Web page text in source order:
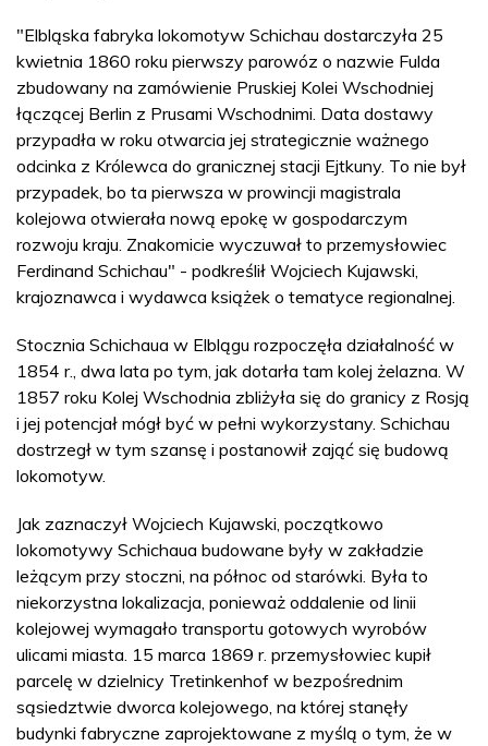
"Elbląska fabryka lokomotyw Schichau dostarczyła 25
kwietnia 1860 roku pierwszy parowóz o nazwie Fulda
zbudowany na zamówienie Pruskiej Kolei Wschodniej
łączącej Berlin z Prusami Wschodnimi. Data dostawy
przypadła w roku otwarcia jej strategicznie ważnego
odcinka z Królewca do granicznej stacji Ejtkuny. To nie był
przypadek, bo ta pierwsza w prowincji magistrala
kolejowa otwierała nową epokę w gospodarczym
rozwoju kraju. Znakomicie wyczuwał to przemysłowiec
Ferdinand Schichau" - podkreślił Wojciech Kujawski,
krajoznawca i wydawca książek o tematyce regionalnej.
Stocznia Schichaua w Elblągu rozpoczęła działalność w
1854 r., dwa lata po tym, jak dotarła tam kolej żelazna. W
1857 roku Kolej Wschodnia zbliżyła się do granicy z Rosją
i jej potencjał mógł być w pełni wykorzystany. Schichau
dostrzegł w tym szansę i postanowił zająć się budową
lokomotyw.
Jak zaznaczył Wojciech Kujawski, początkowo
lokomotywy Schichaua budowane były w zakładzie
leżącym przy stoczni, na północ od starówki. Była to
niekorzystna lokalizacja, ponieważ oddalenie od linii
kolejowej wymagało transportu gotowych wyrobów
ulicami miasta. 15 marca 1869 r. przemysłowiec kupił
parcelę w dzielnicy Tretinkenhof w bezpośrednim
sąsiedztwie dworca kolejowego, na której stanęły
budynki fabryczne zaprojektowane z myślą o tym, że w